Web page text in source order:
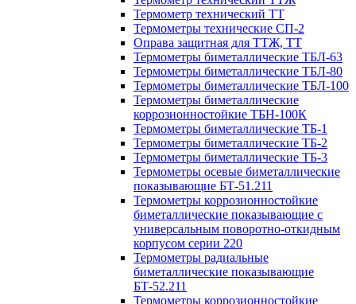
Термометр технический ТТ
Термометры технические СП-2
Оправа защитная для ТТЖ, ТТ
Термометры биметаллические ТБЛ-63
Термометры биметаллические ТБЛ-80
Термометры биметаллические ТБЛ-100
Термометры биметаллические
коррозионностойкие ТБН-100К
Термометры биметаллические ТБ-1
Термометры биметаллические ТБ-2
Термометры биметаллические ТБ-3
Термометры осевые биметаллические
показывающие БТ-51.211
Термометры коррозионностойкие
биметаллические показывающие с
универсальным поворотно-откидным
корпусом серии 220
Термометры радиальные
биметаллические показывающие
БТ-52.211
Термометры коррозионностойкие